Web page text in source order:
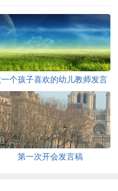
一个孩子喜欢的幼儿教师发言
稿
第一次开会发言稿